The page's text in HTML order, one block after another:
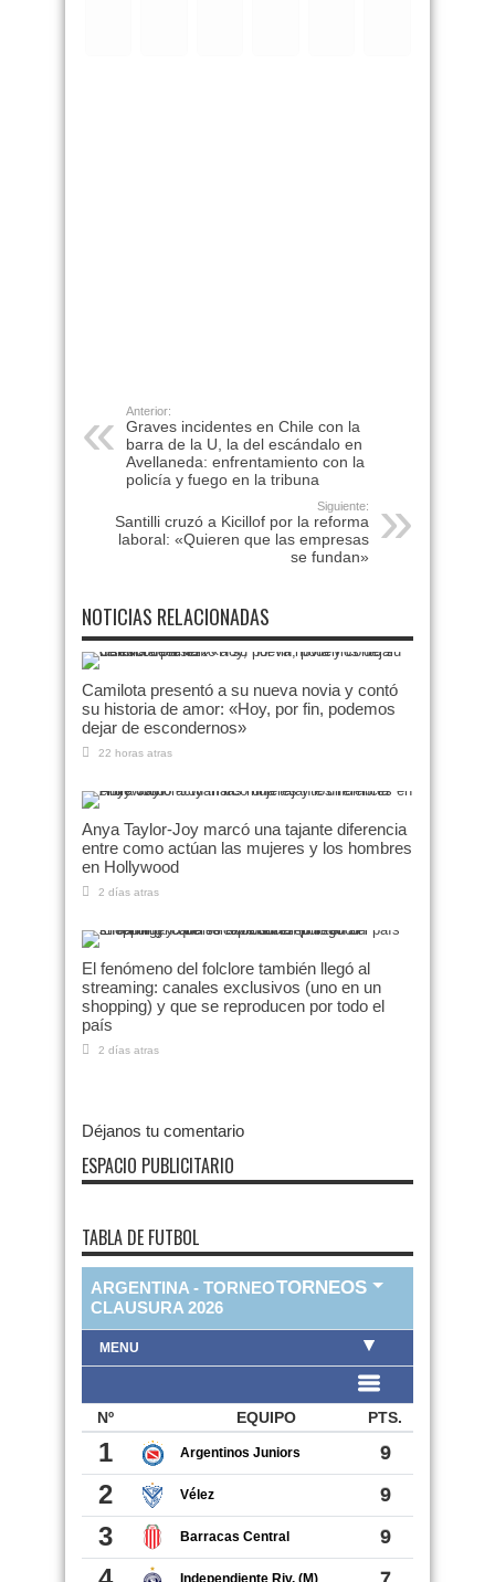
Anterior:
Graves incidentes en Chile con la
barra de la U, la del escándalo en
Avellaneda: enfrentamiento con la
policía y fuego en la tribuna
Siguiente:
Santilli cruzó a Kicillof por la reforma
laboral: «Quieren que las empresas
se fundan»
NOTICIAS RELACIONADAS
Camilota presentó a su nueva novia y contó
su historia de amor: «Hoy, por fin, podemos
dejar de escondernos»
22 horas atras
Anya Taylor-Joy marcó una tajante diferencia
entre como actúan las mujeres y los hombres
en Hollywood
2 días atras
El fenómeno del folclore también llegó al
streaming: canales exclusivos (uno en un
shopping) y que se reproducen por todo el
país
2 días atras
Déjanos tu comentario
ESPACIO PUBLICITARIO
TABLA DE FUTBOL